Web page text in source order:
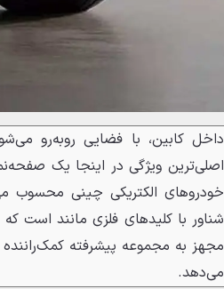
داخل کابین، با فضایی روبه‌رو
خودروهای الکتریکی چینی محسوب
شناور با کلیدهای فلزی مانند است
می‌دهد.